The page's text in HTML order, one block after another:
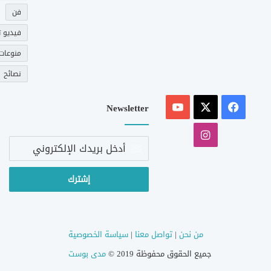
فن
فيديو
نصائح
فيسبوك
‫YouTube
انستقرام
Newsletter
أدخل
الإلكتروني
من نحن |تواصل معنا |سياسة الخصوصية
جميع الحقوق محفوظة 2019 ©
مدى بوست